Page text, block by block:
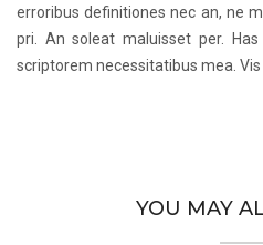
erroribus definitiones nec an, ne
pri. An soleat maluisset per.
scriptorem necessitatibus mea.
YOU MAY